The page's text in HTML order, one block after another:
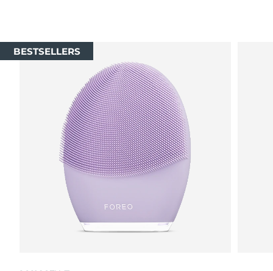
BESTSELLERS